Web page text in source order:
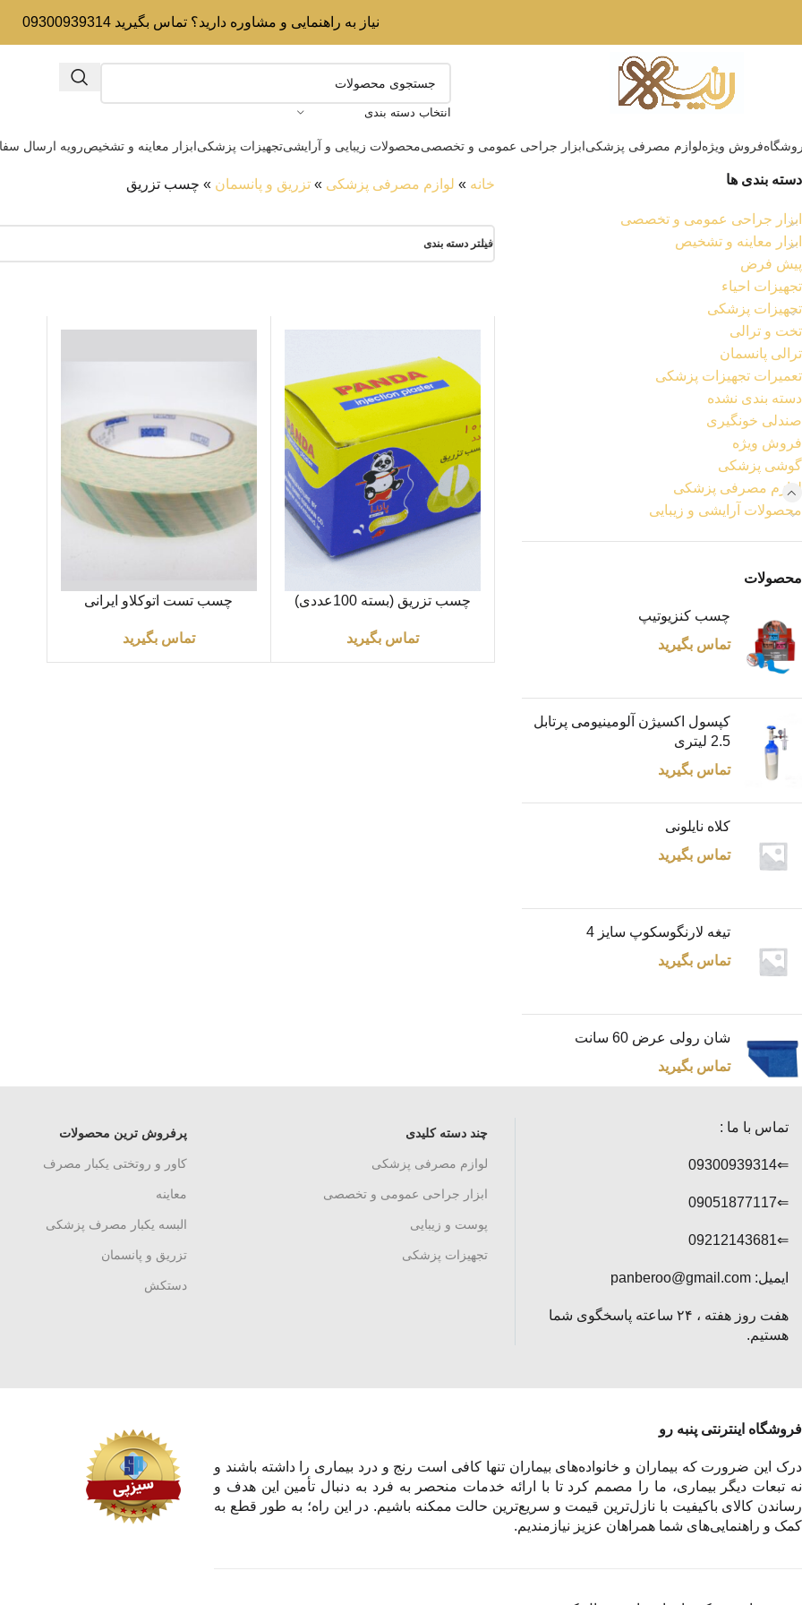
نیاز به راهنمایی و مشاوره دارید؟ تماس بگیرید 09300939314
انتخاب دسته بندی
فروش ویژهلوازم مصرفی پزشکیابزار جراحی عمومی و تخصصیمحصولات زیبایی و آرایشیتجهیزات پزشکیابزار معاینه و تشخیصرویه ارسال
دسته بندی ها
ابزار جراحی عمومی و تخصصی
ابزار معاینه و تشخیص
پیش فرض
تجهیزات احیاء
تجهیزات پزشکی
تخت و ترالی
ترالی پانسمان
تعمیرات تجهیزات پزشکی
دسته بندی نشده
صندلی خونگیری
فروش ویژه
گوشی پزشکی
لوازم مصرفی پزشکی
محصولات آرایشی و زیبایی
محصولات
چسب کنزیوتیپ
تماس بگیرید
کپسول اکسیژن آلومینیومی پرتابل
2.5 لیتری
تماس بگیرید
کلاه نایلونی
تماس بگیرید
تیغه لارنگوسکوپ سایز 4
تماس بگیرید
شان رولی عرض 60 سانت
تماس بگیرید
خانه » لوازم مصرفی پزشکی »تزریق و پانسمان » چسب تزریق
فیلتر دسته بندی
اطلاعات بیشتر
چسب تزریق (بسته 100عددی)
تماس بگیرید
اطلاعات بیشتر
چسب تست اتوکلاو ایرانی
تماس بگیرید
پرفروش ترین محصولات
کاور و روتختی یکبار مصرف
معاینه
البسه یکبار مصرف پزشکی
تزریق و پانسمان
دستکش
چند دسته کلیدی
لوازم مصرفی پزشکی
ابزار جراحی عمومی و تخصصی
پوست و زیبایی
تجهیزات پزشکی
تماس با ما :
⇐09300939314
⇐09051877117
⇐09212143681
ایمیل: panberoo@gmail.com
هفت روز هفته ، ۲۴ ساعته پاسخگوی شما
هستیم.
فروشگاه اینترنتی پنبه رو
درک این ضرورت که بیماران و خانواده‌های بیماران تنها کافی است رنج و درد بیماری را داشته باشند و
نه تبعات دیگر بیماری، ما را مصمم کرد تا با ارائه خدمات منحصر به فرد به دنبال تأمین این هدف و
رساندن کالای باکیفیت با نازل‌ترین قیمت و سریع‌ترین حالت ممکنه باشیم. در این راه؛ به طور قطع به
کمک و راهنمایی‌های شما همراهان عزیز نیازمندیم.